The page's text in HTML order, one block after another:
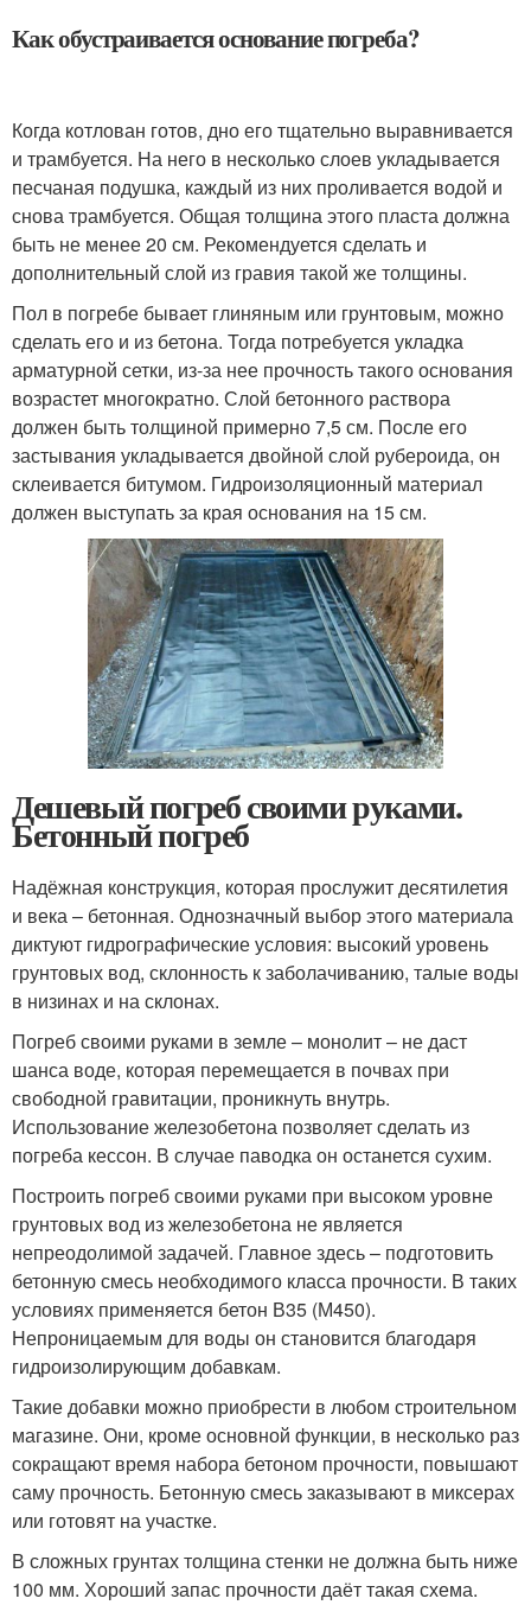
Как обустраивается основание погреба?
Когда котлован готов, дно его тщательно выравнивается
и трамбуется. На него в несколько слоев укладывается
песчаная подушка, каждый из них проливается водой и
снова трамбуется. Общая толщина этого пласта должна
быть не менее 20 см. Рекомендуется сделать и
дополнительный слой из гравия такой же толщины.
Пол в погребе бывает глиняным или грунтовым, можно
сделать его и из бетона. Тогда потребуется укладка
арматурной сетки, из-за нее прочность такого основания
возрастет многократно. Слой бетонного раствора
должен быть толщиной примерно 7,5 см. После его
застывания укладывается двойной слой рубероида, он
склеивается битумом. Гидроизоляционный материал
должен выступать за края основания на 15 см.
Дешевый погреб своими руками.
Бетонный погреб
Надёжная конструкция, которая прослужит десятилетия
и века – бетонная. Однозначный выбор этого материала
диктуют гидрографические условия: высокий уровень
грунтовых вод, склонность к заболачиванию, талые воды
в низинах и на склонах.
Погреб своими руками в земле – монолит – не даст
шанса воде, которая перемещается в почвах при
свободной гравитации, проникнуть внутрь.
Использование железобетона позволяет сделать из
погреба кессон. В случае паводка он останется сухим.
Построить погреб своими руками при высоком уровне
грунтовых вод из железобетона не является
непреодолимой задачей. Главное здесь – подготовить
бетонную смесь необходимого класса прочности. В таких
условиях применяется бетон В35 (М450).
Непроницаемым для воды он становится благодаря
гидроизолирующим добавкам.
Такие добавки можно приобрести в любом строительном
магазине. Они, кроме основной функции, в несколько раз
сокращают время набора бетоном прочности, повышают
саму прочность. Бетонную смесь заказывают в миксерах
или готовят на участке.
В сложных грунтах толщина стенки не должна быть ниже
100 мм. Хороший запас прочности даёт такая схема.